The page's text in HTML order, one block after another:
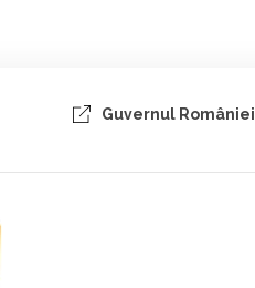
Guvernul României